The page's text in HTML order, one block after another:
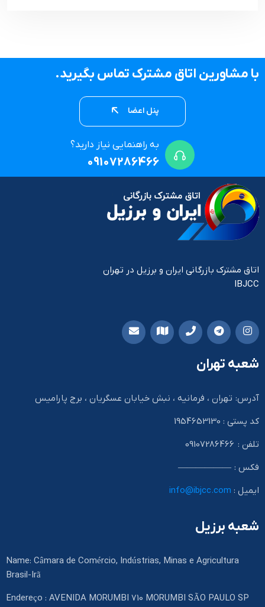
با مشاورین اتاق مشترک تماس بگیرید.
پنل اعضا
به راهنمایی نیاز دارید؟
09107286466
اتاق مشترک بازرگانی ایران و برزیل در تهران
IBJCC
شعبه تهران
آدرس: تهران ، فرمانیه ، نبش خیابان عسگریان ، برج پارامیس
کد پستی : 1954653130
تلفن : 09107286466
فکس : ——————
ایمیل : info@ibjcc.com
شعبه برزیل
Name: Câmara de Comércio, Indústrias, Minas e Agricultura
Brasil-Irã
Endereço : AVENIDA MORUMBI 710 MORUMBI SÃO PAULO SP